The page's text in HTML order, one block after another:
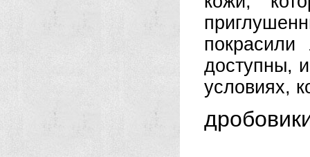
доступны,
условиях,